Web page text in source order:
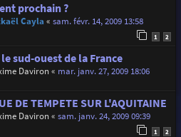
prochain ?
Cayla « sam. févr. 14, 2009 13:58
1 2
sud-ouest de la France
Daviron« mar. janv. 27, 2009 18:06
DE TEMPETE SUR L'AQUITAINE
Daviron« sam. janv. 24, 2009 09:39
1 2